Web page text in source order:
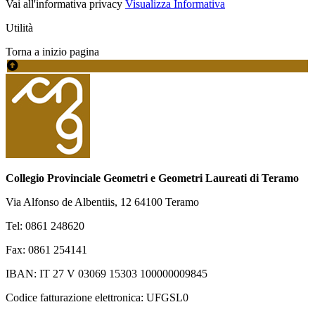
Vai all'informativa privacy Visualizza Informativa
Utilità
Torna a inizio pagina
Collegio Provinciale Geometri e Geometri Laureati di Teramo
Via Alfonso de Albentiis, 12 64100 Teramo
Tel: 0861 248620
Fax: 0861 254141
IBAN: IT 27 V 03069 15303 100000009845
Codice fatturazione elettronica: UFGSL0